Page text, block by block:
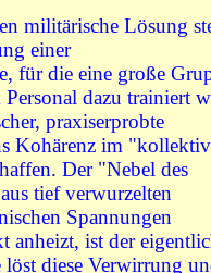
militärische Lösung
einer
für die eine große
dazu trainiert
praxiserprobte
Kohärenz im
Der "Nebel des
tief verwurzelten
Spannungen
anheizt, ist der
diese Verwirrung